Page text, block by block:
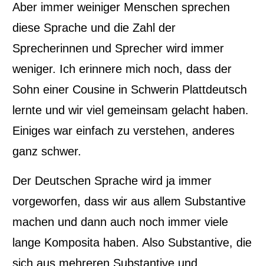
Aber immer weiniger Menschen sprechen
diese Sprache und die Zahl der
Sprecherinnen und Sprecher wird immer
weniger. Ich erinnere mich noch, dass der
Sohn einer Cousine in Schwerin Plattdeutsch
lernte und wir viel gemeinsam gelacht haben.
Einiges war einfach zu verstehen, anderes
ganz schwer.
Der Deutschen Sprache wird ja immer
vorgeworfen, dass wir aus allem Substantive
machen und dann auch noch immer viele
lange Komposita haben. Also Substantive, die
sich aus mehreren Substantive und